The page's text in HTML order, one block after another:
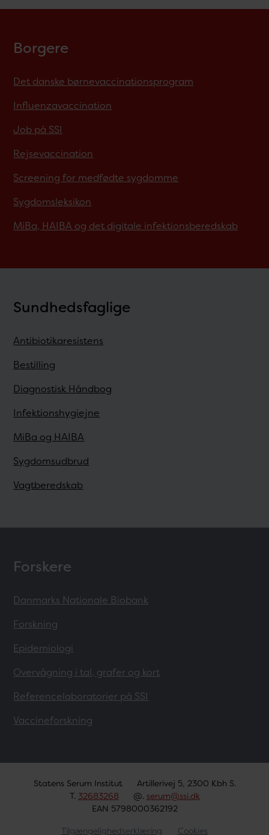
Borgere
Det danske børnevaccinationsprogram
Influenzavaccination
Job på SSI
Rejsevaccination
Screening for medfødte sygdomme
Sygdomsleksikon
MiBa, HAIBA og det digitale infektionsberedskab
Sundhedsfaglige
Antibiotikaresistens
Bestilling
Diagnostisk Håndbog
Infektionshygiejne
MiBa og HAIBA
Sygdomsudbrud
Vagtberedskab
Forskere
Danmarks Nationale Biobank
Forskning
Epidemiologi
Overvågning i tal, grafer og kort
Referencelaboratorier på SSI
Vaccineforskning
Statens Serum Institut
Artillerivej 5, 2300 Kbh S.
T. 32683268 @. serum@ssi.dk
EAN 5798000362192
Tilgængelighedserklæring Cookies